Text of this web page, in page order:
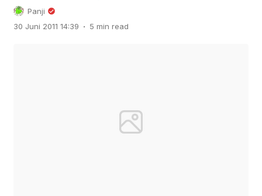
Panji
30 Juni 2011 14:39 . 5 min read